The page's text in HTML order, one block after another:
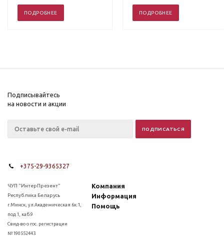
ПОДРОБНЕЕ ПОДРОБНЕЕ
Подписывайтесь
на новости и акции
+375-29-9365327
ЧУП "ИнтерПрезент"
Республика Беларусь
г.Минск, ул.Академическая 6к.1,
под.1, каб.9
Свид-во о гос. регистрации
№190552443
Компания
Информация
Помощь